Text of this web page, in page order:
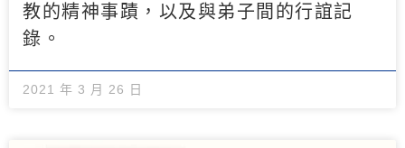
教的精神事蹟，以及與弟子間的行誼記
錄。
2021 年 3 月 26 日